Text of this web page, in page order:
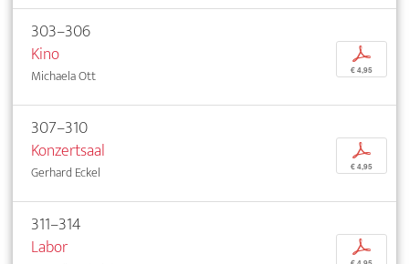
303–306
Kino
Michaela Ott
p
€ 4,95
307–310
Konzertsaal
Gerhard Eckel
p
€ 4,95
311–314
Labor
p